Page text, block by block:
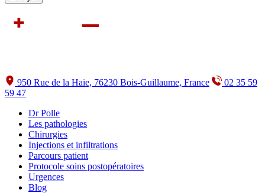
950 Rue de la Haie, 76230 Bois-Guillaume, France
02 35 59
59 47
Dr Polle
Les pathologies
Chirurgies
Injections et infiltrations
Parcours patient
Protocole soins postopératoires
Urgences
Blog